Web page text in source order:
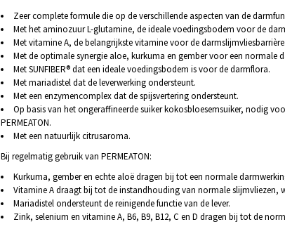
Zeer complete formule die op de verschillende aspecten van de
Met het aminozuur L-glutamine, de ideale voedingsbodem voor de
Met vitamine A, de belangrijkste vitamine voor de darmslijmvliesbarrière.
Met de optimale synergie aloe, kurkuma en gember voor een normale
Met SUNFIBER® dat een ideale voedingsbodem is voor de darmflora.
Met mariadistel dat de leverwerking ondersteunt.
Met een enzymencomplex dat de spijsvertering ondersteunt.
Op basis van het ongeraffineerde suiker kokosbloesemsuiker, nodig
PERMEATON.
Met een natuurlijk citrusaroma.
Bij regelmatig gebruik van PERMEATON:
Kurkuma, gember en echte aloë dragen bij tot een normale
Vitamine A draagt bij tot de instandhouding van normale slijmvliezen,
Mariadistel ondersteunt de reinigende functie van de lever.
Zink, selenium en vitamine A, B6, B9, B12, C en D dragen bij tot de